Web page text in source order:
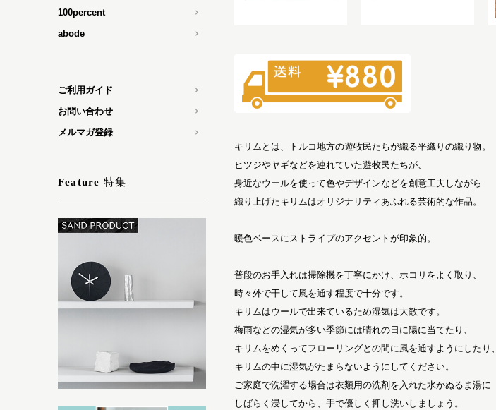
キリムとは、トルコ地方の遊牧民たちが織る平織りの織り物。
ヒツジやヤギなどを連れていた遊牧民たちが、
身近なウールを使って色やデザインなどを創意工夫しながら
織り上げたキリムはオリジナリティあふれる芸術的な作品。
暖色ベースにストライプのアクセントが印象的。
普段のお手入れは掃除機を丁寧にかけ、ホコリをよく取り、
時々外で干して風を通す程度で十分です。
キリムはウールで出来ているため湿気は大敵です。
梅雨などの湿気が多い季節には晴れの日に陽に当てたり、
キリムをめくってフローリングとの間に風を通すようにしたり、
キリムの中に湿気がたまらないようにしてください。
ご家庭で洗濯する場合は衣類用の洗剤を入れた水かぬるま湯に
しばらく浸してから、手で優しく押し洗いしましょう。
100percent
abode
ご利用ガイド
お問い合わせ
メルマガ登録
Feature 特集